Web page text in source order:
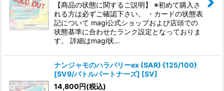
【商品の状態に関するご説明】 ※初めて購入さ
れる方は必ずご確認下さい。 ・カードの状態表
記について magi公式ショップおよび店頭での
状態基準に合わせたランク設定となっておりま
す。 詳細はmagi状…
ナンジャモのハラバリーex (SAR) {125/100}
[SV9/バトルパートナーズ] [SV]
14,800円(税込)